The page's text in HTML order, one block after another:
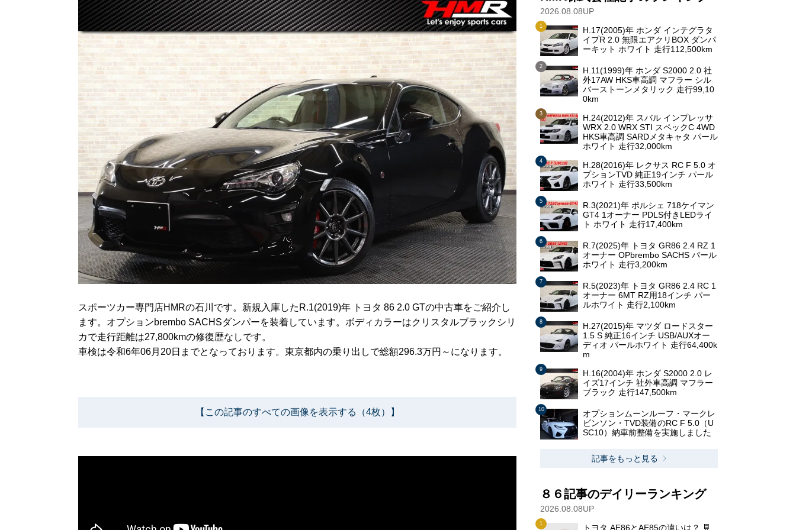
スポーツカー専門店HMRの石川です。新規入庫したR.1(2019)年 トヨタ 86 2.0 GTの中古車をご紹介し
ます。オプションbrembo SACHSダンパーを装着しています。ボディカラーはクリスタルブラックシリ
カで走行距離は27,800kmの修復歴なしです。
車検は令和6年06月20日までとなっております。東京都内の乗り出しで総額296.3万円～になります。
【この記事のすべての画像を表示する（4枚）】
2026.08.08UP
H.17(2005)年 ホンダ インテグラタ
イプR 2.0 無限エアクリBOX ダンパ
ーキット ホワイト 走行112,500km
H.11(1999)年 ホンダ S2000 2.0 社
外17AW HKS車高調 マフラー シル
バーストーンメタリック 走行99,10
0km
H.24(2012)年 スバル インプレッサ
WRX 2.0 WRX STI スペックC 4WD
HKS車高調 SARDメタキャタ パール
ホワイト 走行32,000km
H.28(2016)年 レクサス RC F 5.0 オ
プションTVD 純正19インチ パール
ホワイト 走行33,500km
R.3(2021)年 ポルシェ 718ケイマン
GT4 1オーナー PDLS付きLEDライ
ト ホワイト 走行17,400km
R.7(2025)年 トヨタ GR86 2.4 RZ 1
オーナー OPbrembo SACHS パール
ホワイト 走行3,200km
R.5(2023)年 トヨタ GR86 2.4 RC 1
オーナー 6MT RZ用18インチ パー
ルホワイト 走行2,100km
H.27(2015)年 マツダ ロードスター
1.5 S 純正16インチ USB/AUXオー
ディオ パールホワイト 走行64,400k
m
H.16(2004)年 ホンダ S2000 2.0 レ
イズ17インチ 社外車高調 マフラー
ブラック 走行147,500km
オプションムーンルーフ・マークレ
ビンソン・TVD装備のRC F 5.0（U
SC10）納車前整備を実施しました
記事をもっと見る
８６記事のデイリーランキング
2026.08.08UP
トヨタ AE86とAE85の違いは？ 見